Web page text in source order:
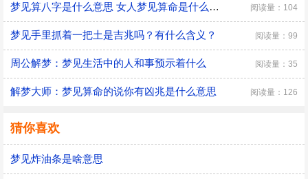
梦见算八字是什么意思 女人梦见算命是什么预兆 阅读量：104
梦见手里抓着一把土是吉兆吗？有什么含义？ 阅读量：99
周公解梦：梦见生活中的人和事预示着什么 阅读量：35
解梦大师：梦见算命的说你有凶兆是什么意思 阅读量：126
猜你喜欢
梦见炸油条是啥意思